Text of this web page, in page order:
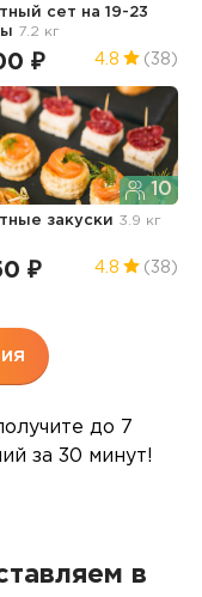
сет на 19-23
7.2 кг
₽ 4.8 (38)
10
закуски 3.9 кг
₽ 4.8 (38)
до 7
за 30 минут!
в